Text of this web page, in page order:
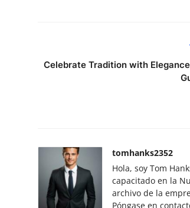
Celebrate Tradition with
tomhanks2352
Hola, soy Tom
capacitado en la
archivo de la
Póngase en